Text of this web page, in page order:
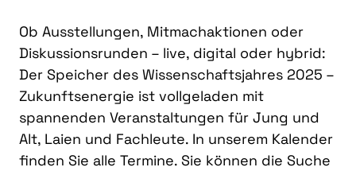
Ob Ausstellungen, Mitmachaktionen oder
Diskussionsrunden – live, digital oder hybrid:
Der Speicher des Wissenschaftsjahres 2025 –
Zukunftsenergie ist vollgeladen mit
spannenden Veranstaltungen für Jung und
Alt, Laien und Fachleute. In unserem Kalender
finden Sie alle Termine. Sie können die Suche